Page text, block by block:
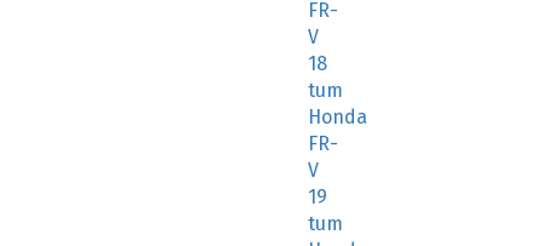
FR-
V
18
tum
Honda
FR-
V
19
tum